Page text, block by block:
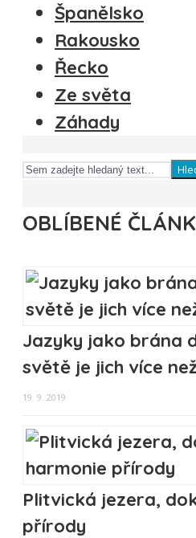
Španělsko
Rakousko
Řecko
Ze světa
Záhady
OBLÍBENÉ
Jazyky jako brána
světě je jich více
19. 9. 2019
Plitvická jezera,
přírody